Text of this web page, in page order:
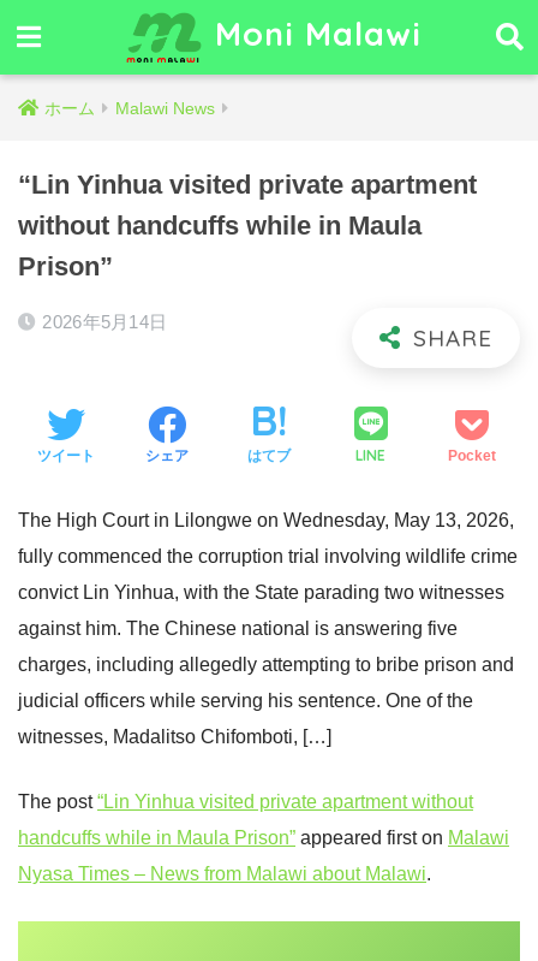
Moni Malawi
ホーム Malawi News
“Lin Yinhua visited private apartment
without handcuffs while in Maula
Prison”
2026年5月14日
ツイート シェア はてブ LINE Pocket
The High Court in Lilongwe on Wednesday, May 13, 2026,
fully commenced the corruption trial involving wildlife crime
convict Lin Yinhua, with the State parading two witnesses
against him. The Chinese national is answering five
charges, including allegedly attempting to bribe prison and
judicial officers while serving his sentence. One of the
witnesses, Madalitso Chifomboti, […]
The post“Lin Yinhua visited private apartment without
handcuffs while in Maula Prison” appeared first on Malawi
Nyasa Times – News from Malawi about Malawi.